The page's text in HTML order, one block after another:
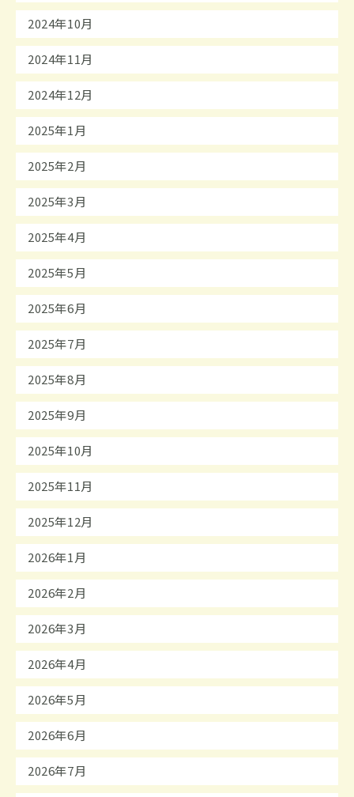
2024年10月
2024年11月
2024年12月
2025年1月
2025年2月
2025年3月
2025年4月
2025年5月
2025年6月
2025年7月
2025年8月
2025年9月
2025年10月
2025年11月
2025年12月
2026年1月
2026年2月
2026年3月
2026年4月
2026年5月
2026年6月
2026年7月